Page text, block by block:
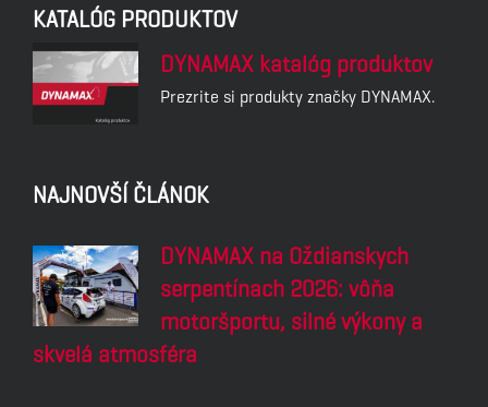
KATALÓG PRODUKTOV
DYNAMAX katalóg produktov
Prezrite si produkty značky DYNAMAX.
NAJNOVŠÍ ČLÁNOK
DYNAMAX na Oždianskych
serpentínach 2026: vôňa
motoršportu, silné výkony a
skvelá atmosféra